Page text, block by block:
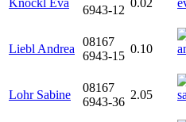
Knöckl Eva
6943-12
0.02
Liebl Andrea
08167
6943-15
0.10
Lohr Sabine
08167
6943-36
2.05